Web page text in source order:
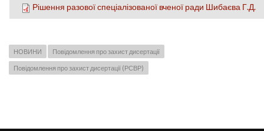
Рішення разової спеціалізованої вченої ради Шибаєва Г.Д.
НОВИНИ Повідомлення про захист дисертації
Повідомлення про захист дисертації (РСВР)